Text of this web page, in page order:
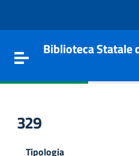
Toggle navigation
Biblioteca Statale
329
Tipologia